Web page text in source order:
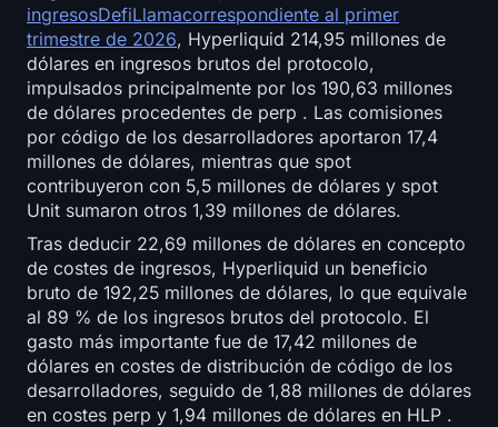
ingresosDefiLlamacorrespondiente al primer
trimestre de 2026, Hyperliquid 214,95 millones de
dólares en ingresos brutos del protocolo,
impulsados principalmente por los 190,63 millones
de dólares procedentes de perp . Las comisiones
por código de los desarrolladores aportaron 17,4
millones de dólares, mientras que spot
contribuyeron con 5,5 millones de dólares y spot
Unit sumaron otros 1,39 millones de dólares.
Tras deducir 22,69 millones de dólares en concepto
de costes de ingresos, Hyperliquid un beneficio
bruto de 192,25 millones de dólares, lo que equivale
al 89 % de los ingresos brutos del protocolo. El
gasto más importante fue de 17,42 millones de
dólares en costes de distribución de código de los
desarrolladores, seguido de 1,88 millones de dólares
en costes perp y 1,94 millones de dólares en HLP .